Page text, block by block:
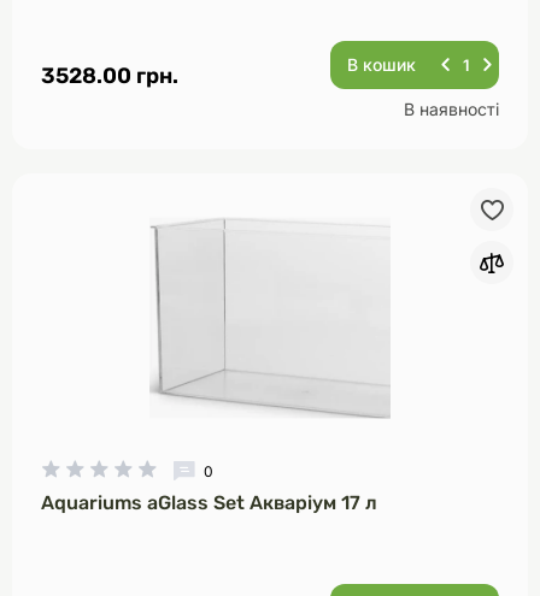
3528.00 грн. В кошик
В наявності
0
Aquariums aGlass Set Акваріум 17 л